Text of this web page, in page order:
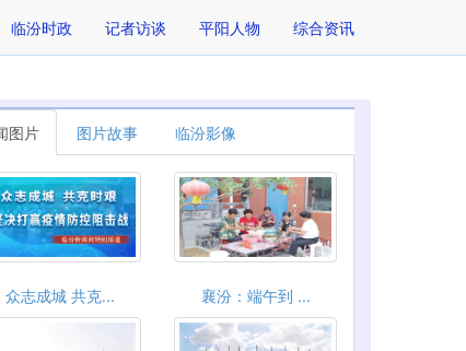
临汾时政 记者访谈 平阳人物 综合资讯
图片 图片故事 临汾影像
众志成城 共克... 襄汾：端午到 ...